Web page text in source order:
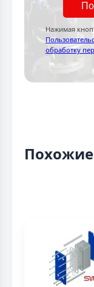
Нажимая
обработку